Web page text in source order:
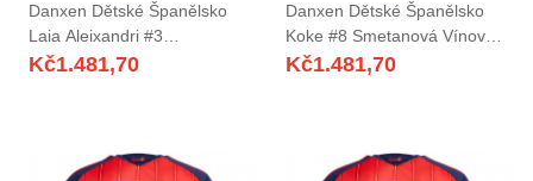
Danxen Dětské Španělsko
Laia Aleixandri #3
Smetanová Vínová Daleko
Kč1.481,70
Danxen Dětské Španělsko
Koke #8 Smetanová Vínová
Daleko Hráčské Dresy 26-28
Kč1.481,70